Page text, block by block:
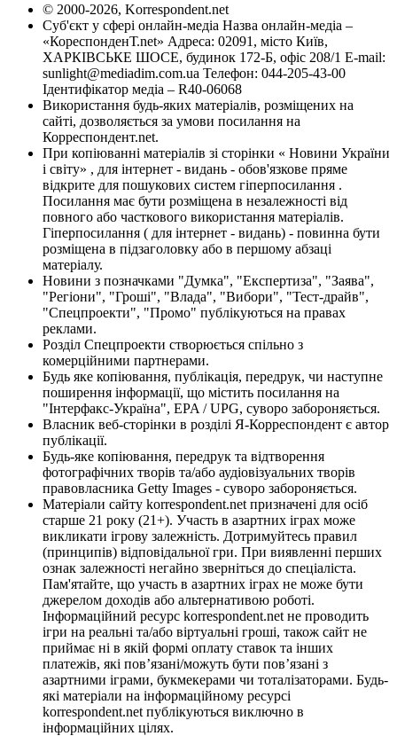
© 2000-2026, Korrespondent.net
Суб'єкт у сфері онлайн-медіа Назва онлайн-медіа –
«КореспонденТ.net» Адреса: 02091, місто Київ,
ХАРКІВСЬКЕ ШОСЕ, будинок 172-Б, офіс 208/1 E-mail:
sunlight@mediadim.com.ua Телефон: 044-205-43-00
Ідентифікатор медіа – R40-06068
Використання будь-яких матеріалів, розміщених на
сайті, дозволяється за умови посилання на
Корреспондент.net.
При копіюванні матеріалів зі сторінки « Новини України
і світу» , для інтернет - видань - обов'язкове пряме
відкрите для пошукових систем гіперпосилання .
Посилання має бути розміщена в незалежності від
повного або часткового використання матеріалів.
Гіперпосилання ( для інтернет - видань) - повинна бути
розміщена в підзаголовку або в першому абзаці
матеріалу.
Новини з позначками "Думка", "Експертиза", "Заява",
"Регіони", "Гроші", "Влада", "Вибори", "Тест-драйв",
"Спецпроекти", "Промо" публікуються на правах
реклами.
Розділ Спецпроекти створюється спільно з
комерційними партнерами.
Будь яке копіювання, публікація, передрук, чи наступне
поширення інформації, що містить посилання на
"Інтерфакс-Україна", EPA / UPG, суворо забороняється.
Власник веб-сторінки в розділі Я-Корреспондент є автор
публікації.
Будь-яке копіювання, передрук та відтворення
фотографічних творів та/або аудіовізуальних творів
правовласника Getty Images - суворо забороняється.
Матеріали сайту korrespondent.net призначені для осіб
старше 21 року (21+). Участь в азартних іграх може
викликати ігрову залежність. Дотримуйтесь правил
(принципів) відповідальної гри. При виявленні перших
ознак залежності негайно зверніться до спеціаліста.
Пам'ятайте, що участь в азартних іграх не може бути
джерелом доходів або альтернативою роботі.
Інформаційний ресурс korrespondent.net не проводить
ігри на реальні та/або віртуальні гроші, також сайт не
приймає ні в якій формі оплату ставок та інших
платежів, які пов’язані/можуть бути пов’язані з
азартними іграми, букмекерами чи тоталізаторами. Будь-
які матеріали на інформаційному ресурсі
korrespondent.net публікуються виключно в
інформаційних цілях.